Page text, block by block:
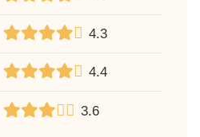
4.3
4.4
3.6